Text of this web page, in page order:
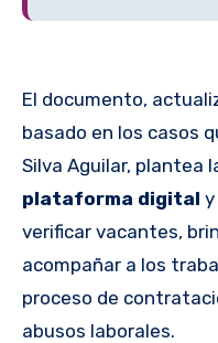
El documento,
basado en los casos
Silva Aguilar, plantea
plataforma digital
verificar vacantes,
acompañar a los
proceso de
abusos laborales.